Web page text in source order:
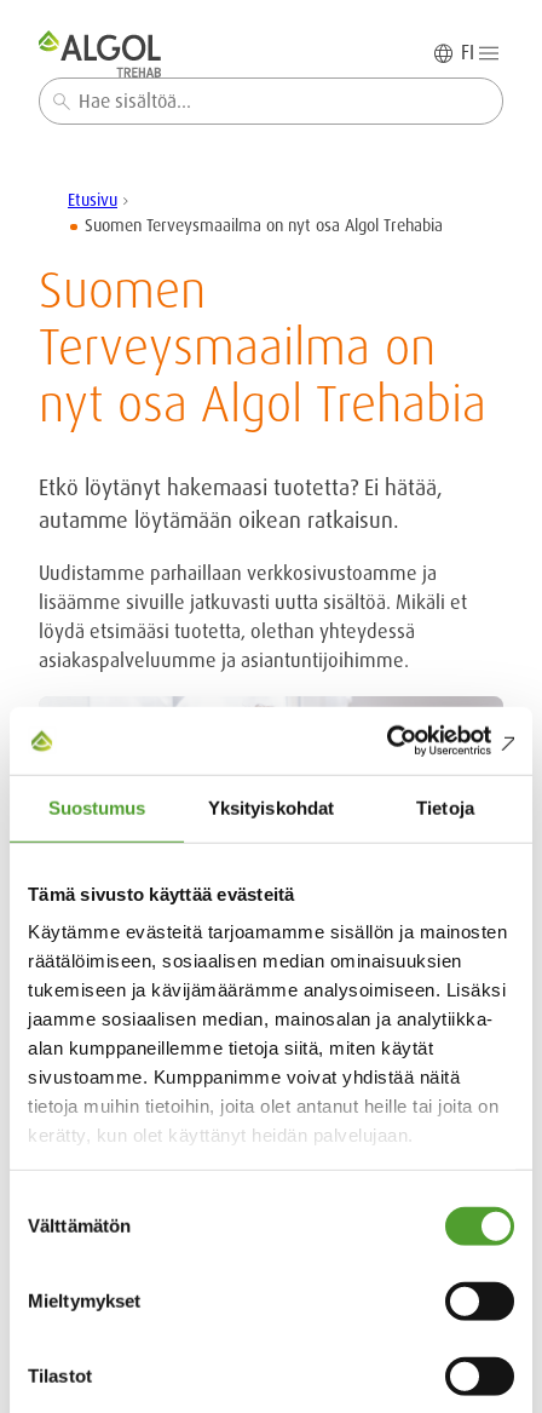
Suostumus Yksityiskohdat Tietoja
Tämä sivusto käyttää evästeitä
Käytämme evästeitä tarjoamamme sisällön ja mainosten
räätälöimiseen, sosiaalisen median ominaisuuksien
tukemiseen ja kävijämäärämme analysoimiseen. Lisäksi
jaamme sosiaalisen median, mainosalan ja analytiikka-
alan kumppaneillemme tietoja siitä, miten käytät
sivustoamme. Kumppanimme voivat yhdistää näitä
tietoja muihin tietoihin, joita olet antanut heille tai joita on
kerätty, kun olet käyttänyt heidän palvelujaan.
valinta
Välttämätön
Mieltymykset
Tilastot
FI
Haku
Etusivu chevron_right
Suomen Terveysmaailma on nyt osa Algol Trehabia
Suomen
Terveysmaailma on
nyt osa Algol Trehabia
Etkö löytänyt hakemaasi tuotetta? Ei hätää,
autamme löytämään oikean ratkaisun.
Uudistamme parhaillaan verkkosivustoamme ja
lisäämme sivuille jatkuvasti uutta sisältöä. Mikäli et
löydä etsimääsi tuotetta, olethan yhteydessä
asiakaspalveluumme ja asiantuntijoihimme.
Olemme apunasi
Asiakaspalvelu
email algol-trehab@algol.fi